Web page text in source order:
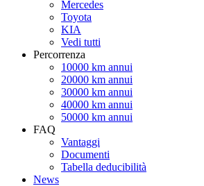
Mercedes
Toyota
KIA
Vedi tutti
Percorrenza
10000 km annui
20000 km annui
30000 km annui
40000 km annui
50000 km annui
FAQ
Vantaggi
Documenti
Tabella deducibilità
News